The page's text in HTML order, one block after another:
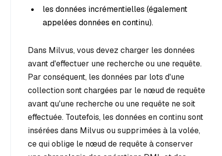
les données incrémentielles (également
appelées données en continu).
Dans Milvus, vous devez charger les données
avant d'effectuer une recherche ou une requête.
Par conséquent, les données par lots d'une
collection sont chargées par le nœud de requête
avant qu'une recherche ou une requête ne soit
effectuée. Toutefois, les données en continu sont
insérées dans Milvus ou supprimées à la volée,
ce qui oblige le nœud de requête à conserver